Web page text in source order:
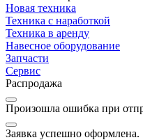
Новая техника
Техника с наработкой
Техника в аренду
Навесное оборудование
Запчасти
Сервис
Распродажа
Произошла ошибка при
Заявка успешно оформлена.